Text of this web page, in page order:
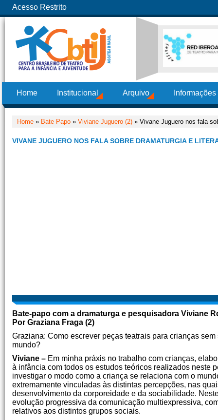
Acesso Restrito
Home Institucional Arquivo
Home » Bate Papo » Viviane Juguero (2) » Vivane Juguero nos fala
VIVANE JUGUERO NOS FALA SOBRE DRAMATURGIA E
Bate-papo com a dramaturga e pesquisadora Viviane
Por Graziana Fraga (2)
Graziana: Como escrever peças teatrais para crianças
mundo?
Viviane – Em minha práxis no trabalho com crianças,
à infância com todos os estudos teóricos realizados neste
investigar o modo como a criança se relaciona com o
extremamente vinculadas às distintas percepções, nas
desenvolvimento da corporeidade e da sociabilidade.
evolução progressiva da comunicação multiexpressiva,
relativos aos distintos grupos sociais.